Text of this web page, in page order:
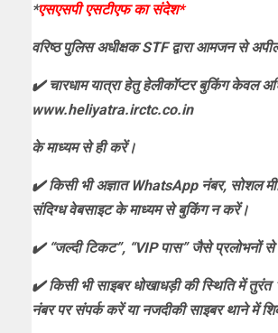
*एसएसपी एसटीएफ का संदेश*
वरिष्ठ पुलिस अधीक्षक STF द्वारा आमजन से
✔️ चारधाम यात्रा हेतु हेलीकॉप्टर बुकिंग केवल
www.heliyatra.irctc.co.in
के माध्यम से ही करें।
✔️ किसी भी अज्ञात WhatsApp नंबर, सोशल
संदिग्ध वेबसाइट के माध्यम से बुकिंग न करें।
✔️ “जल्दी टिकट”, “VIP पास” जैसे प्रलोभनों से
✔️ किसी भी साइबर धोखाधड़ी की स्थिति में तुरंत
नंबर पर संपर्क करें या नजदीकी साइबर थाने में